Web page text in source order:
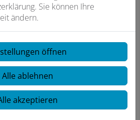
Sie können Ihre
ändern.
öffnen
Alle ablehnen
akzeptieren